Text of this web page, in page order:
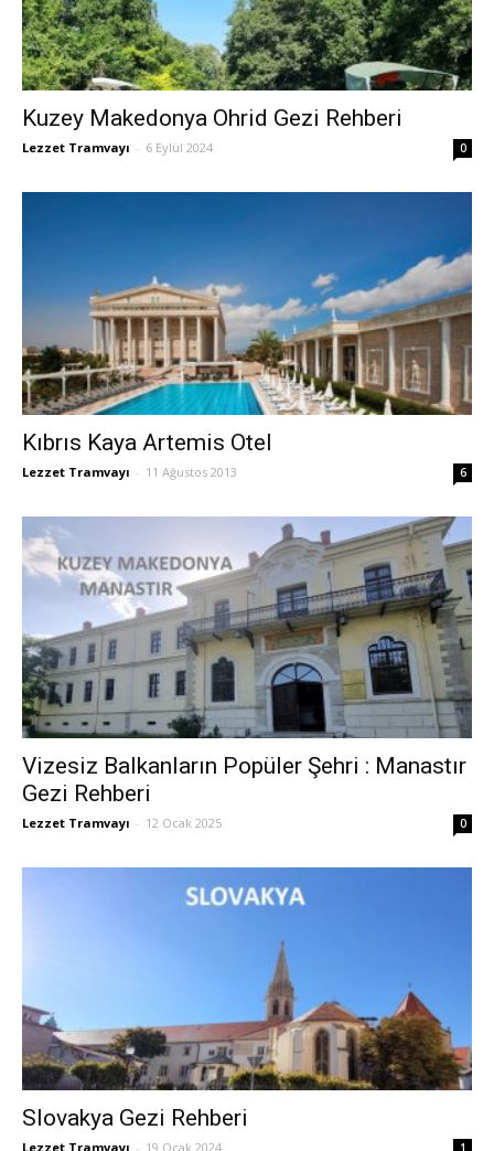
Kuzey Makedonya Ohrid Gezi Rehberi
Lezzet Tramvayı - 6 Eylül 2024 0
Kıbrıs Kaya Artemis Otel
Lezzet Tramvayı - 11 Ağustos 2013 6
Vizesiz Balkanların Popüler Şehri : Manastır
Gezi Rehberi
Lezzet Tramvayı - 12 Ocak 2025 0
Slovakya Gezi Rehberi
Lezzet Tramvayı - 19 Ocak 2024 1